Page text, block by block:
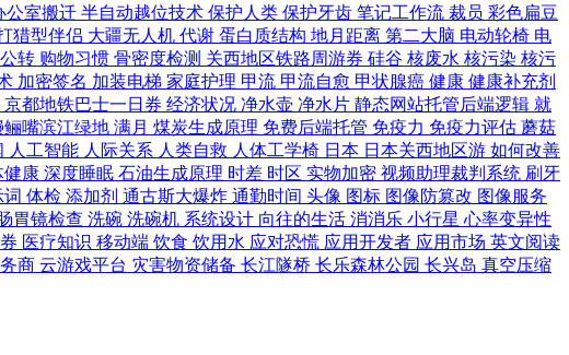
公室搬迁 半自动越位技术 保护人类 保护牙齿 笔记工作流 裁员 彩色扁豆
猎型伴侣 大疆无人机 代谢 蛋白质结构 地月距离 第二大脑 电动轮椅 电
公转 购物习惯 骨密度检测 关西地区铁路周游券 硅谷 核废水 核污染 核污
加密签名 加装电梯 家庭护理 甲流 甲流自愈 甲状腺癌 健康 健康补充剂
京都地铁巴士一日券 经济状况 净水壶 净水片 静态网站托管后端逻辑 就
鲡嘴滨江绿地 满月 煤炭生成原理 免费后端托管 免疫力 免疫力评估 蘑菇
人工智能 人际关系 人类自救 人体工学椅 日本 日本关西地区游 如何改善
健康 深度睡眠 石油生成原理 时差 时区 实物加密 视频助理裁判系统 刷牙
体检 添加剂 通古斯大爆炸 通勤时间 头像 图标 图像防篡改 图像服务
胃镜检查 洗碗 洗碗机 系统设计 向往的生活 消消乐 小行星 心率变异性
医疗知识 移动端 饮食 饮用水 应对恐慌 应用开发者 应用市场 英文阅读
商 云游戏平台 灾害物资储备 长江隧桥 长乐森林公园 长兴岛 真空压缩